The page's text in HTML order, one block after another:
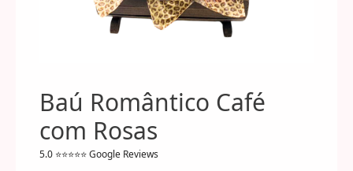
Baú Romântico Café
com Rosas